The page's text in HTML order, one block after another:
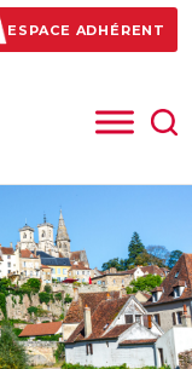
ESPACE ADHÉRENT